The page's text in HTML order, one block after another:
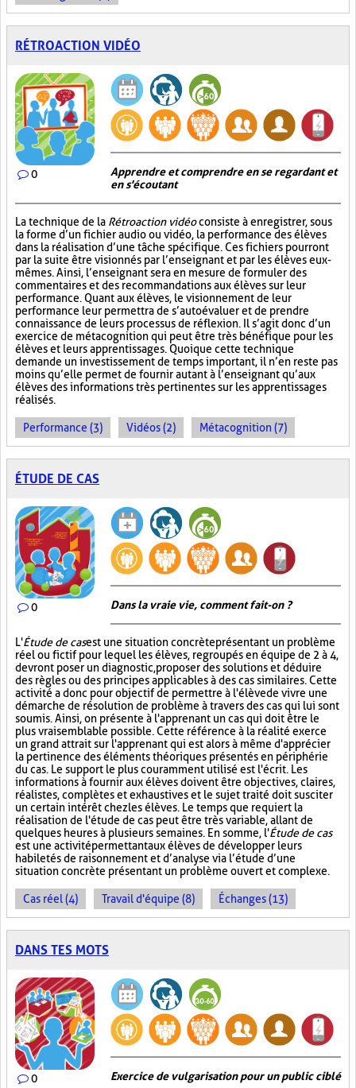
RÉTROACTION VIDÉO
0
Apprendre et comprendre en se regardant et
en s'écoutant
La technique de la Rétroaction vidéoconsiste à enregistrer, sous
la forme d’un fichier audio ou vidéo, la performance des élèves
dans la réalisation d’une tâche spécifique. Ces fichiers pourront
par la suite être visionnés par l’enseignant et par les élèves eux-
mêmes. Ainsi, l’enseignant sera en mesure de formuler des
commentaires et des recommandations aux élèves sur leur
performance. Quant aux élèves, le visionnement de leur
performance leur permettra de s’autoévaluer et de prendre
connaissance de leurs processus de réflexion. Il s’agit donc d’un
exercice de métacognition qui peut être très bénéfique pour les
élèves et leurs apprentissages. Quoique cette technique
demande un investissement de temps important, il n’en reste pas
moins qu’elle permet de fournir autant à l’enseignant qu’aux
élèves des informations très pertinentes sur les apprentissages
réalisés.
Performance (3) Vidéos (2) Métacognition (7)
ÉTUDE DE CAS
0 Dans la vraie vie, comment fait-on ?
L'Étude de casest une situation concrète présentant un problème
réel ou fictif pour lequel les élèves, regroupés en équipe de 2 à 4,
devront poser un diagnostic, proposer des solutions et déduire
des règles ou des principes applicables à des cas similaires. Cette
activité a donc pour objectif de permettre à l'élève de vivre une
démarche de résolution de problème à travers des cas qui lui sont
soumis. Ainsi, on présente à l'apprenant un cas qui doit être le
plus vraisemblable possible. Cette référence à la réalité exerce
un grand attrait sur l'apprenant qui est alors à même d'apprécier
la pertinence des éléments théoriques présentés en périphérie
du cas. Le support le plus couramment utilisé est l'écrit. Les
informations à fournir aux élèves doivent être objectives, claires,
réalistes, complètes et exhaustives et le sujet traité doit susciter
un certain intérêt chez les élèves. Le temps que requiert la
réalisation de l'étude de cas peut être très variable, allant de
quelques heures à plusieurs semaines. En somme, l'Étude de cas
est une activité permettant aux élèves de développer leurs
habiletés de raisonnement et d’analyse via l’étude d’une
situation concrète présentant un problème ouvert et complexe.
Cas réel (4) Travail d'équipe (8) Échanges (13)
DANS TES MOTS
0 Exercice de vulgarisation pour un public ciblé